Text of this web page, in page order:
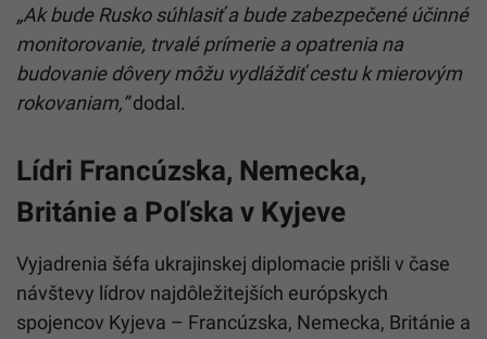
„Ak bude Rusko súhlasiť a bude zabezpečené účinné
monitorovanie, trvalé prímerie a opatrenia na
budovanie dôvery môžu vydláždiť cestu k mierovým
rokovaniam,“dodal.
Lídri Francúzska, Nemecka,
Británie a Poľska v Kyjeve
Vyjadrenia šéfa ukrajinskej diplomacie prišli v čase
návštevy lídrov najdôležitejších európskych
spojencov Kyjeva – Francúzska, Nemecka, Británie a